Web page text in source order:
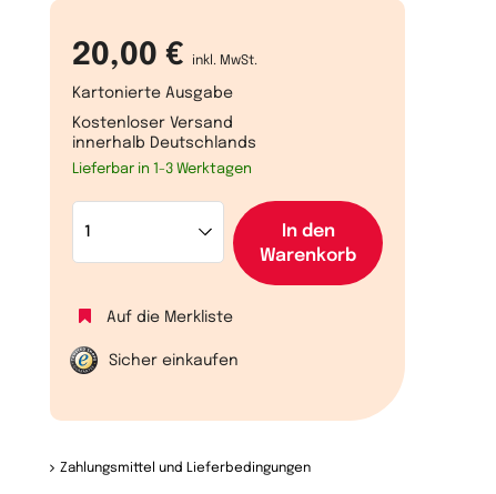
20,00 € inkl. MwSt.
Kartonierte Ausgabe
Kostenloser Versand
innerhalb Deutschlands
Lieferbar in 1-3 Werktagen
In den
Warenkorb
Auf die Merkliste
Sicher einkaufen
Zahlungsmittel und Lieferbedingungen